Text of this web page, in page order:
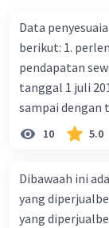
Data
berikut: 1. perlengkapan yang tersisa Rp500.000,00 2.
pendapatan
tanggal 1 juli 2019. 3. iklan dibayar untuk 10 kali
sampai dengan
terbit. 4. gaji
Rp800.000,00
10 5.0
Dibawaah ini
yang
yang